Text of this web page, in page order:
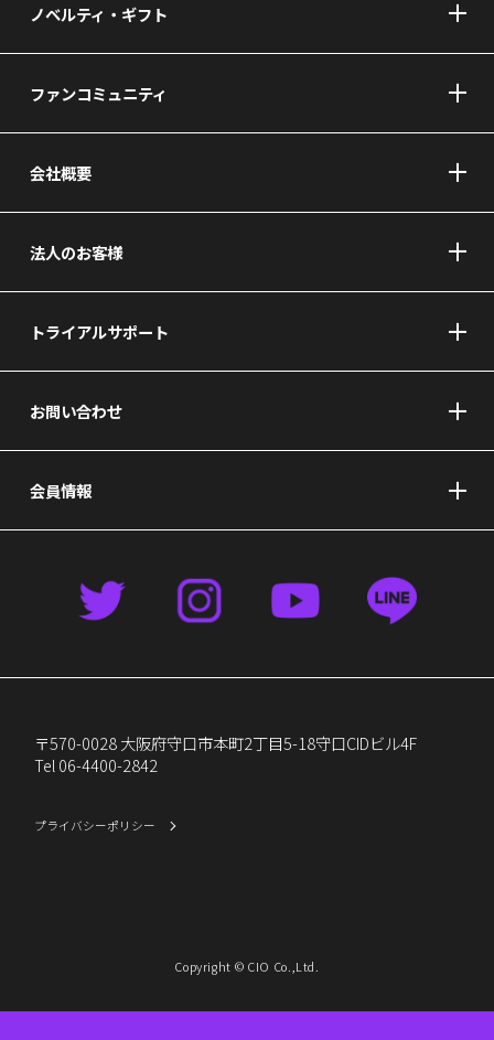
ノベルティ・ギフト
ファンコミュニティ
会社概要
法人のお客様
トライアルサポート
お問い合わせ
会員情報
〒570-0028 大阪府守口市本町2丁目5-18守口CIDビル4F
Tel 06-4400-2842
プライバシーポリシー
Copyright © CIO Co.,Ltd.